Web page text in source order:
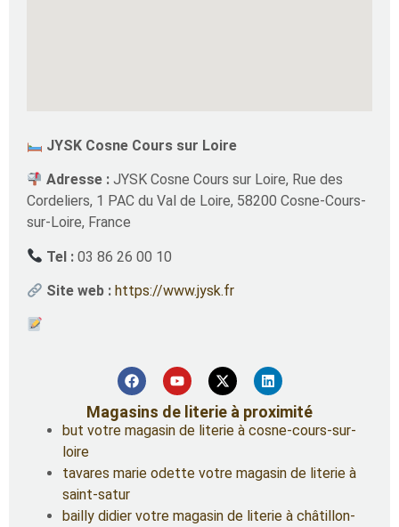
JYSK Cosne Cours sur Loire
Adresse : JYSK Cosne Cours sur Loire, Rue des
Cordeliers, 1 PAC du Val de Loire, 58200 Cosne-Cours-
sur-Loire, France
Tel : 03 86 26 00 10
Site web : https://www.jysk.fr
Magasins de literie à proximité
but votre magasin de literie à cosne-cours-sur-
loire
tavares marie odette votre magasin de literie à
saint-satur
bailly didier votre magasin de literie à châtillon-